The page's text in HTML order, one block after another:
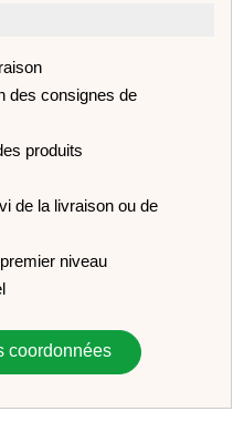
des consignes de
produits
de la livraison ou de
niveau
coordonnées